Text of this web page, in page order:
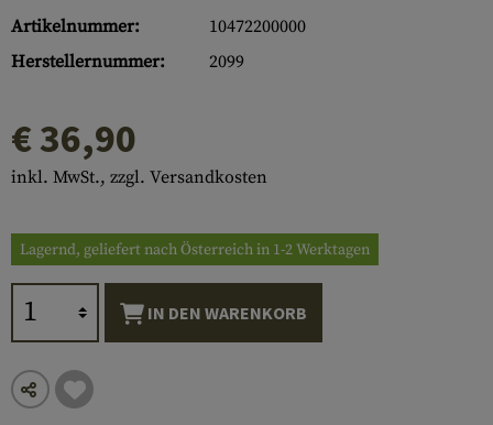
Artikelnummer:
10472200000
Herstellernummer:
2099
€ 36,90
inkl. MwSt., zzgl. Versandkosten
Lagernd, geliefert nach Österreich in 1-2 Werktagen
IN DEN WARENKORB